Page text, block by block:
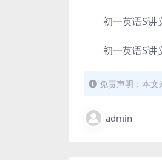
初一英语S讲
初一英语S讲
免责声明：本文
admin